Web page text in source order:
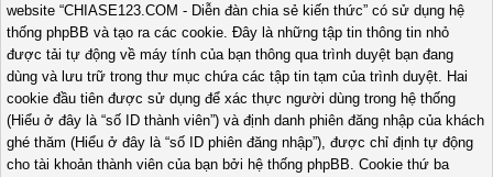
website “CHIASE123.COM - Diễn đàn chia sẻ kiến thức” có sử dụng hệ
thống phpBB và tạo ra các cookie. Đây là những tập tin thông tin nhỏ
được tải tự động về máy tính của bạn thông qua trình duyệt bạn đang
dùng và lưu trữ trong thư mục chứa các tập tin tạm của trình duyệt. Hai
cookie đầu tiên được sử dụng để xác thực người dùng trong hệ thống
(Hiểu ở đây là “số ID thành viên”) và định danh phiên đăng nhập của khách
ghé thăm (Hiểu ở đây là “số ID phiên đăng nhập”), được chỉ định tự động
cho tài khoản thành viên của bạn bởi hệ thống phpBB. Cookie thứ ba